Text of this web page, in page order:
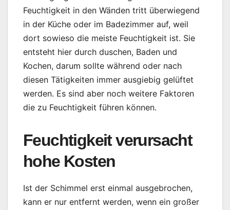
Feuchtigkeit in den Wänden tritt überwiegend
in der Küche oder im Badezimmer auf, weil
dort sowieso die meiste Feuchtigkeit ist. Sie
entsteht hier durch duschen, Baden und
Kochen, darum sollte während oder nach
diesen Tätigkeiten immer ausgiebig gelüftet
werden. Es sind aber noch weitere Faktoren
die zu Feuchtigkeit führen können.
Feuchtigkeit verursacht
hohe Kosten
Ist der Schimmel erst einmal ausgebrochen,
kann er nur entfernt werden, wenn ein großer